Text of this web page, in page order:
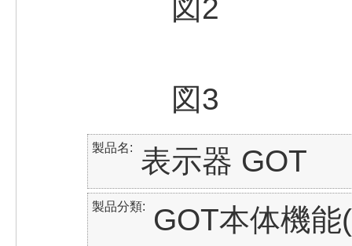
図2
図3
製品名 表示器 GOT
製品分類
GOT本体機